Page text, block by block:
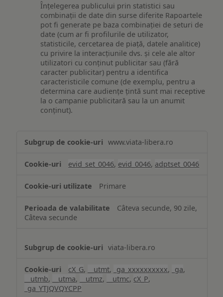
Înțelegerea publicului prin statistici sau
combinații de date din surse diferite Rapoartele
pot fi generate pe baza combinației de seturi de
date (cum ar fi profilurile de utilizator,
statisticile, cercetarea de piață, datele analitice)
cu privire la interacțiunile dvs. și cele ale altor
utilizatori cu conținut publicitar sau (fără
caracter publicitar) pentru a identifica
caracteristicile comune (de exemplu, pentru a
determina care audiențe țintă sunt mai receptive
la o campanie publicitară sau la un anumit
conținut).
www.viata-libera.ro
evid_set_0046, evid_0046, adptset_0046
Primare
Câteva secunde, 90 zile,
Câteva secunde
viata-libera.ro
cX_G, __utmt, _ga_xxxxxxxxxx, _ga,
__utmb, __utma, __utmz, __utmc, cX_P,
_ga_YTJQVQYCPP